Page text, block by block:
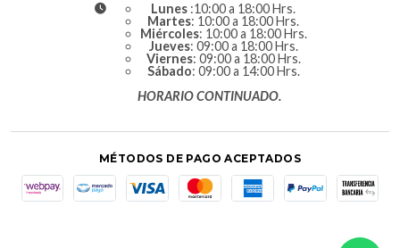
Lunes :10:00 a 18:00 Hrs.
Martes: 10:00 a 18:00 Hrs.
Miércoles: 10:00 a 18:00 Hrs.
Jueves: 09:00 a 18:00 Hrs.
Viernes: 09:00 a 18:00 Hrs.
Sábado: 09:00 a 14:00 Hrs.
HORARIO CONTINUADO.
MÉTODOS DE PAGO ACEPTADOS